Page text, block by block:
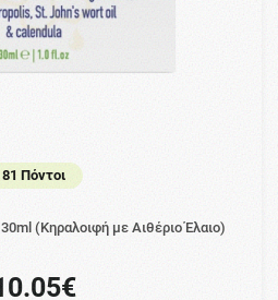
81 Πόντοι
(Κηραλοιφή µε Αιθέριο Έλαιο)